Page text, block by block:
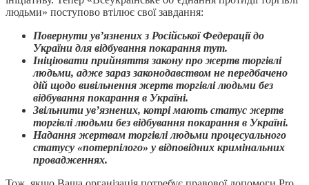
людьми» поступово втілює свої завдання:
Повернути ув’язнених з Російської Федерації до
України для відбування покарання тут.
Ініціювати прийняття закону про жертв торгівлі
людьми, адже зараз законодавством не передбачено
дій щодо вивільнення жертв торгівлі людьми без
відбування покарання в Україні.
Звільнити ув’язнених, котрі мають статус жертв
торгівлі людьми без відбування покарання в Україні.
Надання жертвам торгівлі людьми процесуального
статусу «потерпілого» у відповідних кримінальних
провадженнях.